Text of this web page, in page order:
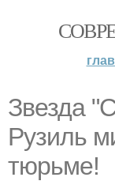
Звезда
Рузиль
тюрьме!